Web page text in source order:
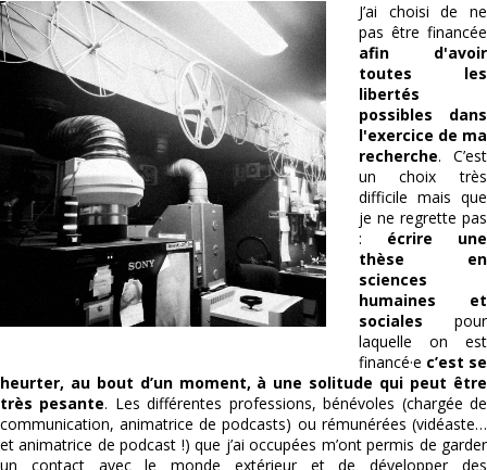
J’ai choisi de ne
pas être financée
afin d'avoir
toutes les
libertés
possibles dans
l'exercice de ma
recherche. C’est
un choix très
difficile mais que
je ne regrette pas
: écrire une
thèse en
sciences
humaines et
sociales pour
laquelle on est
financé·e c’est se
heurter, au bout d’un moment, à une solitude qui peut être
très pesante. Les différentes professions, bénévoles (chargée de
communication, animatrice de podcasts) ou rémunérées (vidéaste…
et animatrice de podcast !) que j’ai occupées m’ont permis de garder
un contact avec le monde extérieur et de développer des